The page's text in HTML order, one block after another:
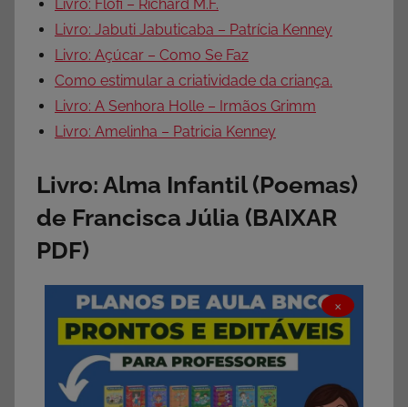
Livro: Flofi – Richard M.F.
Livro: Jabuti Jabuticaba – Patrícia Kenney
Livro: Açúcar – Como Se Faz
Como estimular a criatividade da criança.
Livro: A Senhora Holle – Irmãos Grimm
Livro: Amelinha – Patricia Kenney
Livro: Alma Infantil (Poemas)
de Francisca Júlia (BAIXAR
PDF)
×